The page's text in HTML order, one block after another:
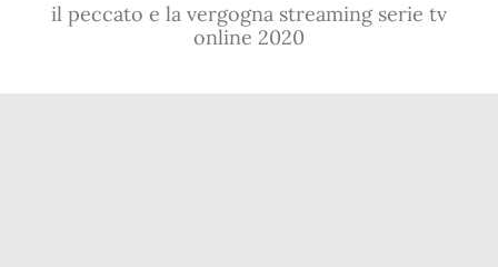
il peccato e la vergogna streaming serie tv
online 2020